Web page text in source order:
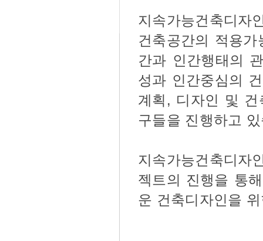
지속가능건축디자
건축공간의 적용
간과 인간행태의
성과 인간중심의
계획, 디자인 및 건
구들을 진행하고
지속가능건축디자
젝트의 진행을 통
운 건축디자인을